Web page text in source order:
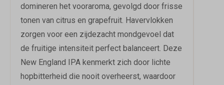
domineren het vooraroma, gevolgd door frisse
tonen van citrus en grapefruit. Havervlokken
zorgen voor een zijdezacht mondgevoel dat
de fruitige intensiteit perfect balanceert. Deze
New England IPA kenmerkt zich door lichte
hopbitterheid die nooit overheerst, waardoor